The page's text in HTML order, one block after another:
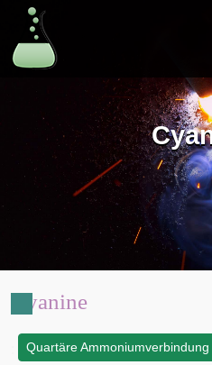
Cyanine
Quartäre Ammoniumverbindung